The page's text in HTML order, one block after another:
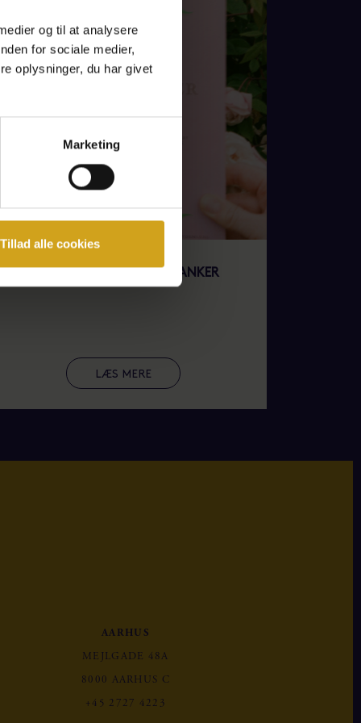
og til at analysere
for sociale medier,
oplysninger, du har givet
Marketing
Tillad alle cookies
AFTERDAC / TALK: HAVETANKER
LÆS MERE
AARHUS
MEJLGADE 48A
8000 AARHUS C
+45 2727 4223